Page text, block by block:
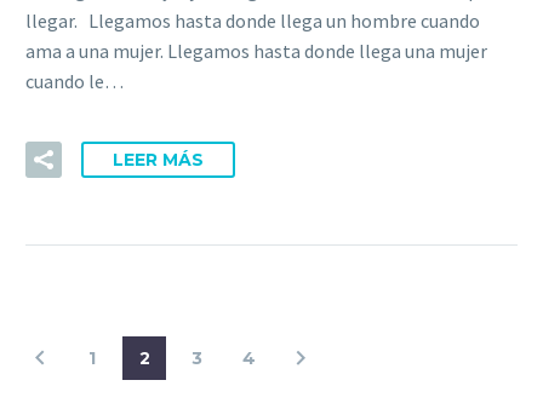
llegar. Llegamos hasta donde llega un hombre cuando
ama a una mujer. Llegamos hasta donde llega una mujer
cuando le…
LEER MÁS
1 2 3 4